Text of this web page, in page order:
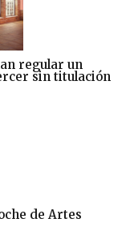
regular un
sin titulación
de Artes